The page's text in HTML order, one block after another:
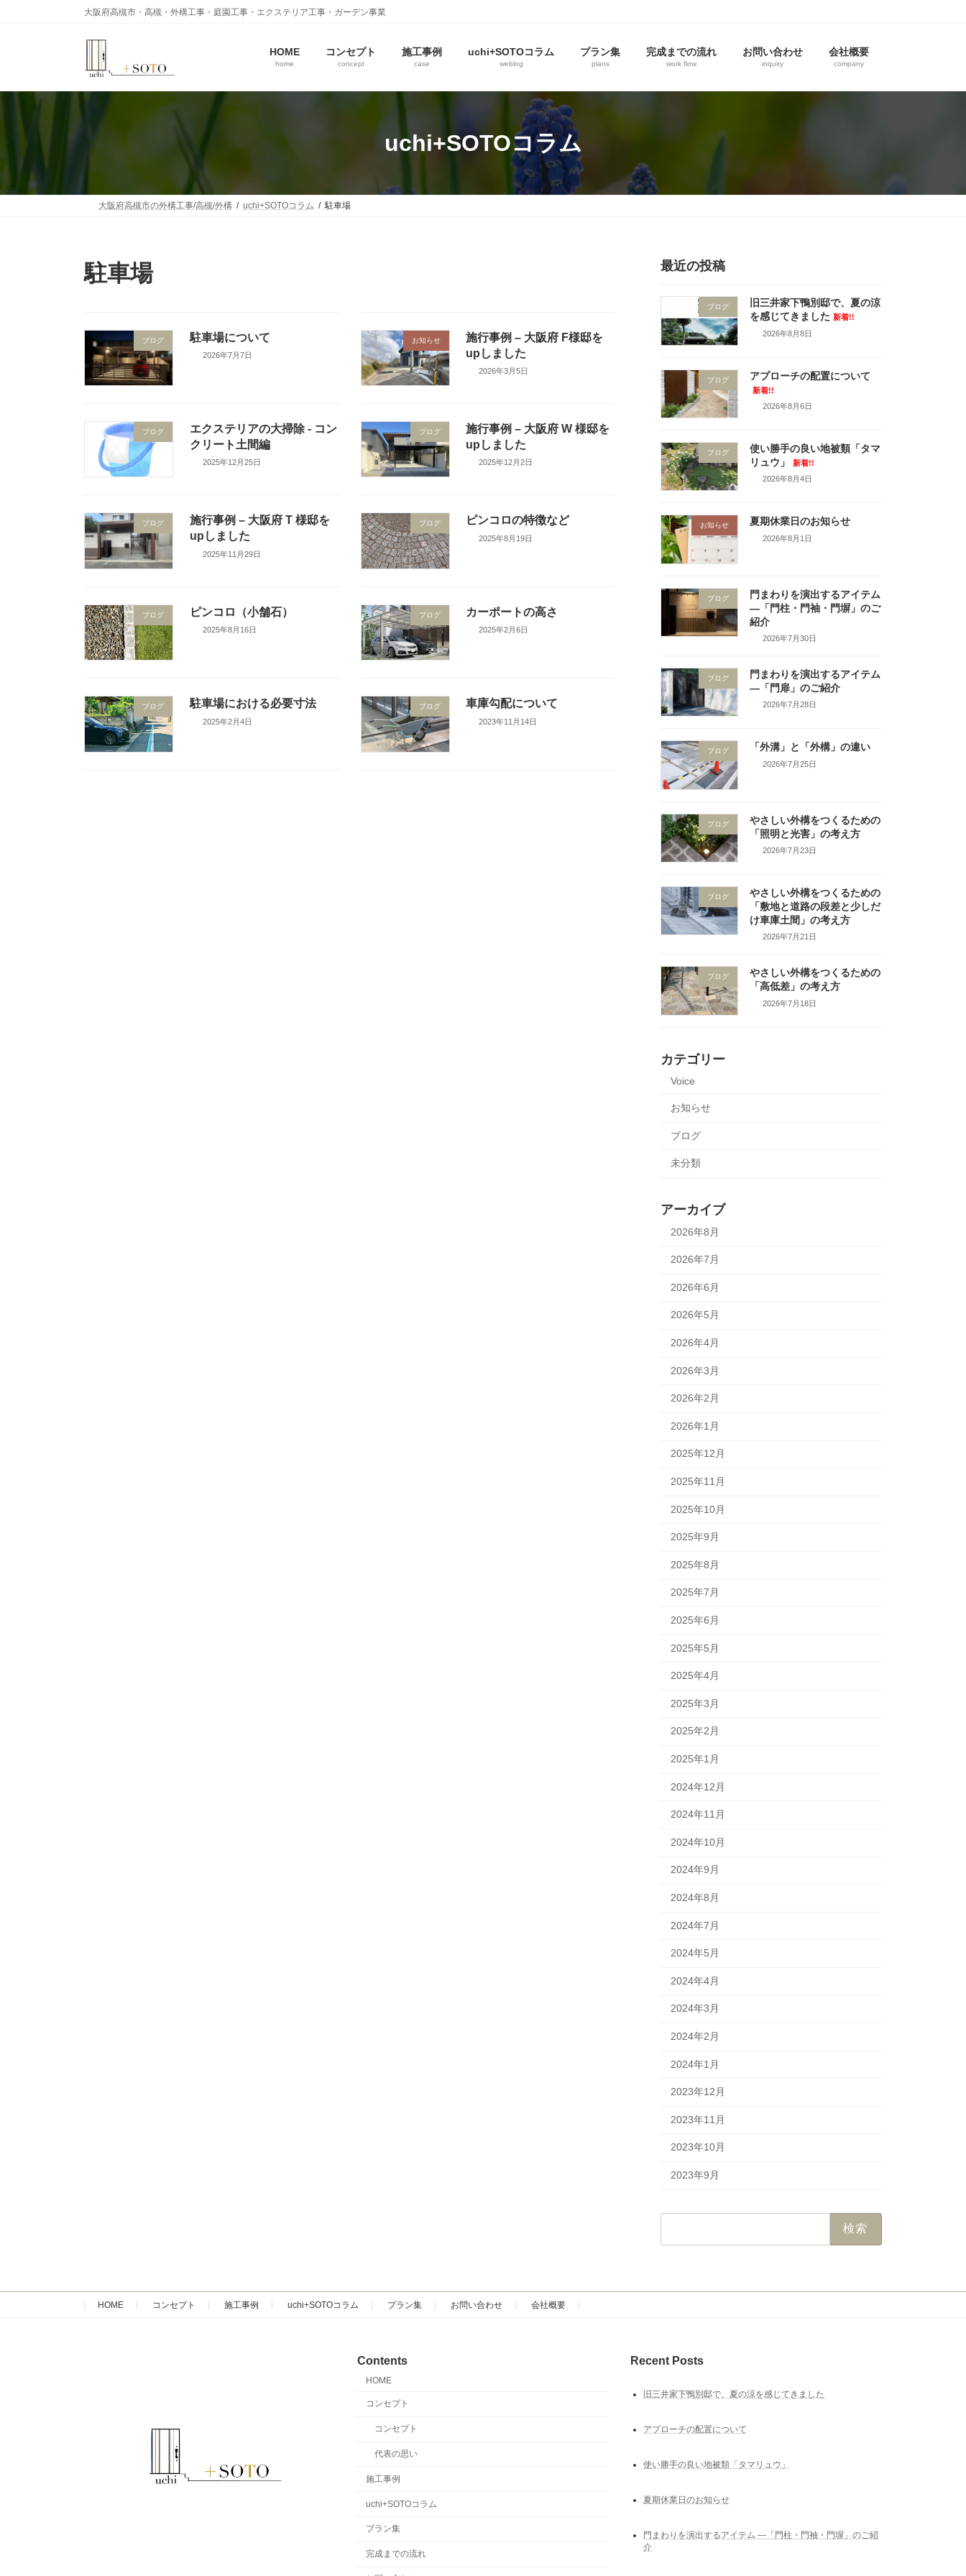
プ
動
大阪府高槻市・高槻・外構工事・庭園工事・エクステリア工事・ガーデン事業
HOME
home
コンセプト
concept
施工事例
case
uchi+SOTOコラム
weblog
プラン集
plans
完成までの流れ
work flow
お問い合わせ
inquiry
会社概要
company
uchi+SOTOコラム
大阪府高槻市の外構工事/高槻/外構 uchi+SOTOコラム 駐車場
駐車場
ブログ 駐車場について
2026年7月7日
お知らせ
施行事例 – 大阪府 F様邸を
upしました
2026年3月5日
ブログ
エクステリアの大掃除 - コン
クリート土間編
2025年12月25日
ブログ
施行事例 – 大阪府 W 様邸を
upしました
2025年12月2日
ブログ
施行事例 – 大阪府 T 様邸を
upしました
2025年11月29日
ブログ ピンコロの特徴など
2025年8月19日
ブログ ピンコロ（小舗石）
2025年8月16日
ブログ カーポートの高さ
2025年2月6日
ブログ 駐車場における必要寸法
2025年2月4日
ブログ 車庫勾配について
2023年11月14日
最近の投稿
ブログ
旧三井家下鴨別邸で、夏の涼
を感じてきました 新着!!
2026年8月8日
ブログ アプローチの配置について
新着!!
2026年8月6日
ブログ
使い勝手の良い地被類「タマ
リュウ」
新着!!
2026年8月4日
お知らせ 夏期休業日のお知らせ
2026年8月1日
ブログ
門まわりを演出するアイテム
―「門柱・門袖・門塀」のご
紹介
2026年7月30日
ブログ
門まわりを演出するアイテム
―「門扉」のご紹介
2026年7月28日
ブログ 「外溝」と「外構」の違い
2026年7月25日
ブログ
やさしい外構をつくるための
「照明と光害」の考え方
2026年7月23日
ブログ
やさしい外構をつくるための
「敷地と道路の段差と少しだ
け車庫土間」の考え方
2026年7月21日
ブログ
やさしい外構をつくるための
「高低差」の考え方
2026年7月18日
カテゴリー
Voice
お知らせ
ブログ
未分類
アーカイブ
2026年8月
2026年7月
2026年6月
2026年5月
2026年4月
2026年3月
2026年2月
2026年1月
2025年12月
2025年11月
2025年10月
2025年9月
2025年8月
2025年7月
2025年6月
2025年5月
2025年4月
2025年3月
2025年2月
2025年1月
2024年12月
2024年11月
2024年10月
2024年9月
2024年8月
2024年7月
2024年5月
2024年4月
2024年3月
2024年2月
2024年1月
2023年12月
2023年11月
2023年10月
2023年9月
HOME コンセプト 施工事例 uchi+SOTOコラム プラン集 お問い合わせ 会社概要
Contents
HOME
コンセプト
コンセプト
代表の思い
施工事例
uchi+SOTOコラム
プラン集
完成までの流れ
Recent Posts
旧三井家下鴨別邸で、夏の涼を感じてきました
アプローチの配置について
使い勝手の良い地被類「タマリュウ」
夏期休業日のお知らせ
門まわりを演出するアイテム ―「門柱・門袖・門塀」のご紹
介